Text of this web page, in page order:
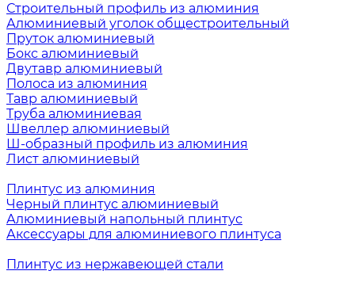
Строительный профиль из алюминия
Алюминиевый уголок общестроительный
Пруток алюминиевый
Бокс алюминиевый
Двутавр алюминиевый
Полоса из алюминия
Тавр алюминиевый
Труба алюминиевая
Швеллер алюминиевый
Ш-образный профиль из алюминия
Лист алюминиевый
Плинтус из алюминия
Черный плинтус алюминиевый
Алюминиевый напольный плинтус
Аксессуары для алюминиевого плинтуса
Плинтус из нержавеющей стали